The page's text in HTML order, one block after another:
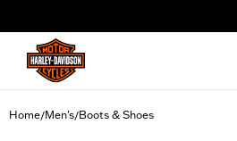
Home/Men's/Boots & Shoes